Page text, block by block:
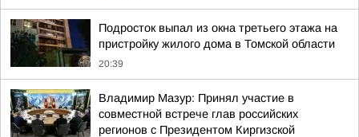
Подросток выпал из окна третьего этажа на
пристройку жилого дома в Томской области
20:39
Владимир Мазур: Принял участие в
совместной встрече глав российских
регионов с Президентом Киргизской